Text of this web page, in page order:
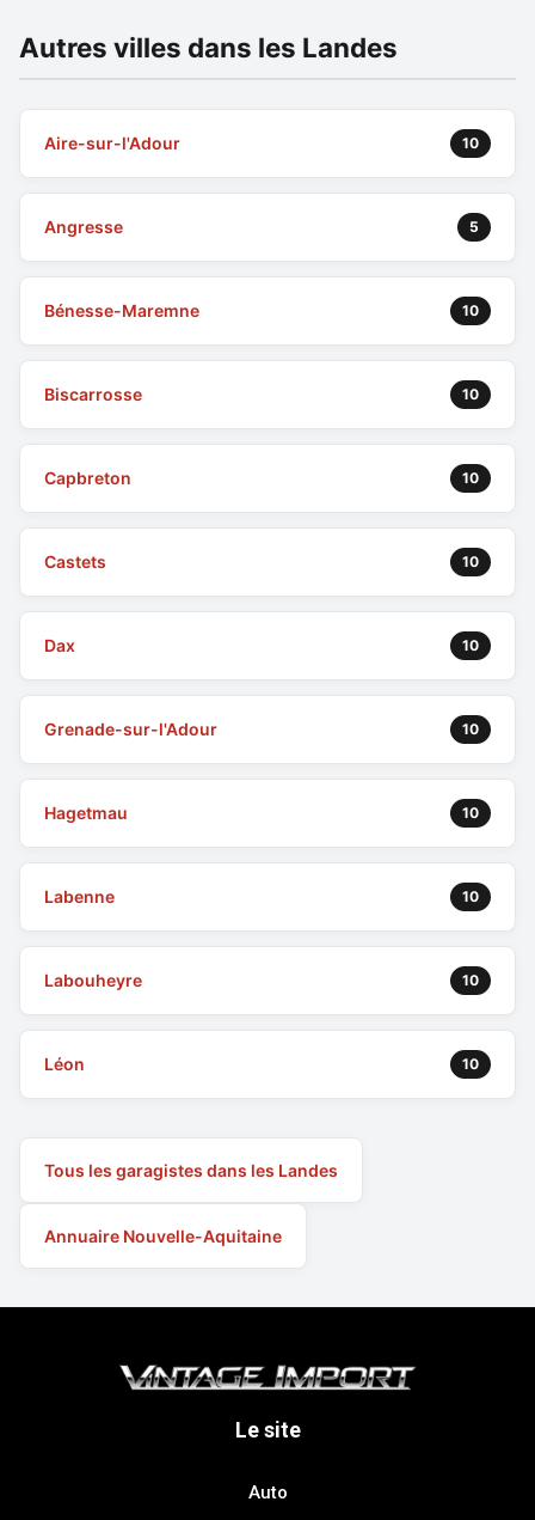
Autres villes dans les Landes
Aire-sur-l'Adour 10
Angresse 5
Bénesse-Maremne 10
Biscarrosse 10
Capbreton 10
Castets 10
Dax 10
Grenade-sur-l'Adour 10
Hagetmau 10
Labenne 10
Labouheyre 10
Léon 10
Tous les garagistes dans les Landes
Annuaire Nouvelle-Aquitaine
Le site
Auto